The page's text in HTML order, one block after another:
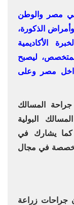
في مصر والوطن
الذكورة،
الأكاديمية
ليصبح
مصر وعلى
المسالك
البولية
كما يشارك في
في مجال
جراحات زراعة